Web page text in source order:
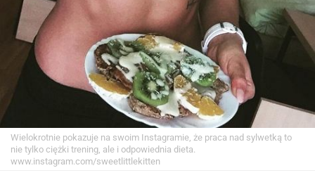
Wielokrotnie pokazuje na swoim Instagramie, że praca nad sylwetką to
nie tylko ciężki trening, ale i odpowiednia dieta.
www.instagram.com/sweetlittlekitten